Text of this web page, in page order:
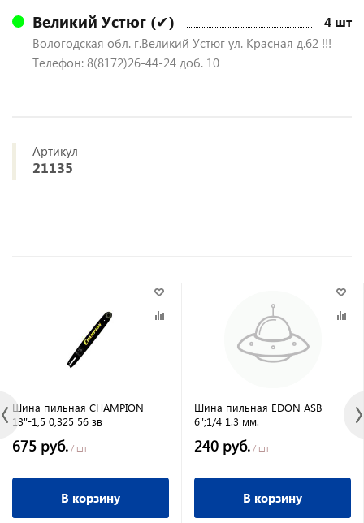
Великий Устюг (✔) 4 шт
Вологодская обл. г.Великий Устюг ул. Красная д.62 !!!
Телефон: 8(8172)26-44-24 доб. 10
Артикул
21135
Шина пильная CHAMPION
13"-1,5 0,325 56 зв
675 руб. / шт
В корзину
Шина пильная EDON ASB-
6";1/4 1.3 мм.
240 руб. / шт
В корзину